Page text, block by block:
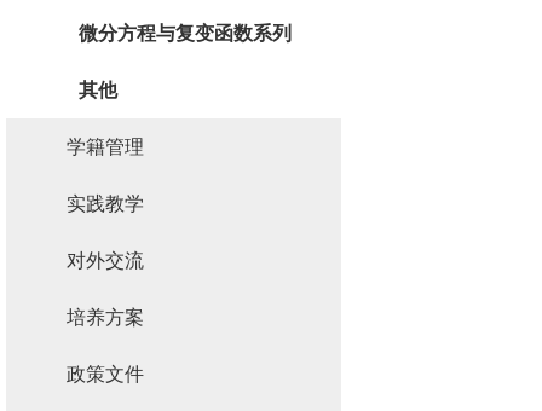
微分方程与复变函数系列
其他
学籍管理
实践教学
对外交流
培养方案
政策文件